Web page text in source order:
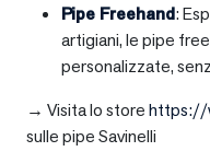
Pipe Freehand:
artigiani, le pipe
personalizzate,
→ Visita lo storehttps://
sulle pipe Savinelli